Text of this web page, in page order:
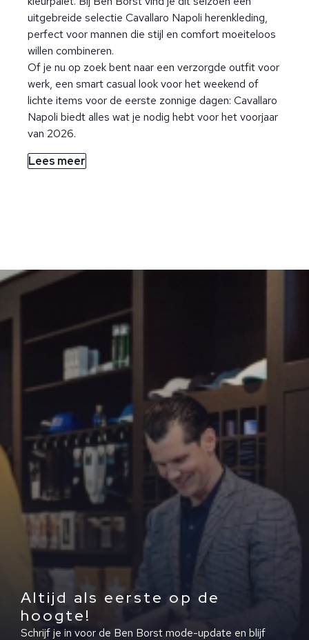
uitgebreide selectie Cavallaro Napoli herenkleding,
perfect voor mannen die stijl en comfort moeiteloos
willen combineren.
Of je nu op zoek bent naar een verzorgde outfit voor
werk, een smart casual look voor het weekend of
lichte items voor de eerste zonnige dagen: Cavallaro
Napoli biedt alles wat je nodig hebt voor het voorjaar
van 2026.
Lees meer
Altijd als eerste op de
hoogte!
Schrijf je in voor de Ben Borst mode-update en blijf